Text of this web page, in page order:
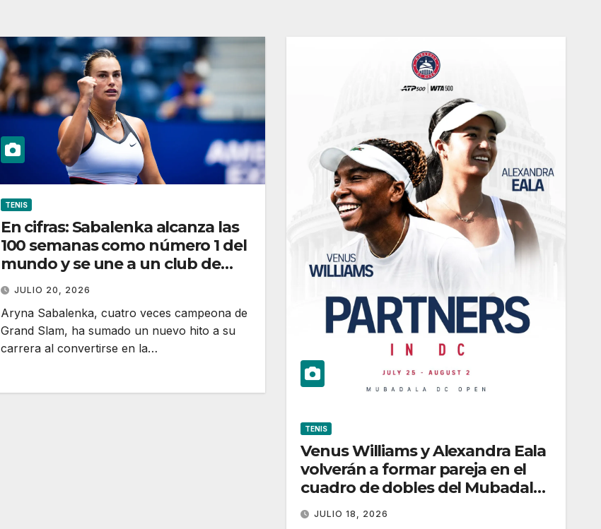
TENIS
En cifras: Sabalenka alcanza las
100 semanas como número 1 del
mundo y se une a un club de
élite
JULIO 20, 2026
Aryna Sabalenka, cuatro veces campeona de
Grand Slam, ha sumado un nuevo hito a su
carrera al convertirse en la…
TENIS
Venus Williams y Alexandra Eala
volverán a formar pareja en el
cuadro de dobles del Mubadala
DC Open
JULIO 18, 2026